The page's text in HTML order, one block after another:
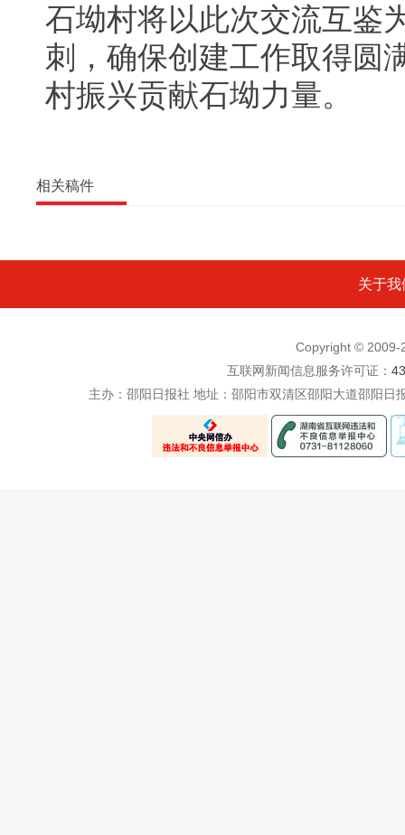
石坳村将以此次交流互鉴
刺，确保创建工作取得圆
村振兴贡献石坳力量。
相关稿件
关于我
Copyright © 2009-
互联网新闻信息服务许可证：
主办：邵阳日报社 地址：邵阳市双清区邵阳大道邵阳